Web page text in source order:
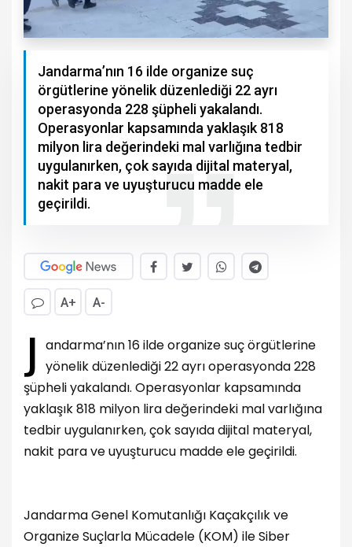
Jandarma’nın 16 ilde organize suç
örgütlerine yönelik düzenlediği 22 ayrı
operasyonda 228 şüpheli yakalandı.
Operasyonlar kapsamında yaklaşık 818
milyon lira değerindeki mal varlığına tedbir
uygulanırken, çok sayıda dijital materyal,
nakit para ve uyuşturucu madde ele
geçirildi.
A+ A-
J andarma’nın 16 ilde organize suç örgütlerine
yönelik düzenlediği 22 ayrı operasyonda 228
şüpheli yakalandı. Operasyonlar kapsamında
yaklaşık 818 milyon lira değerindeki mal varlığına
tedbir uygulanırken, çok sayıda dijital materyal,
nakit para ve uyuşturucu madde ele geçirildi.
Jandarma Genel Komutanlığı Kaçakçılık ve
Organize Suçlarla Mücadele (KOM) ile Siber